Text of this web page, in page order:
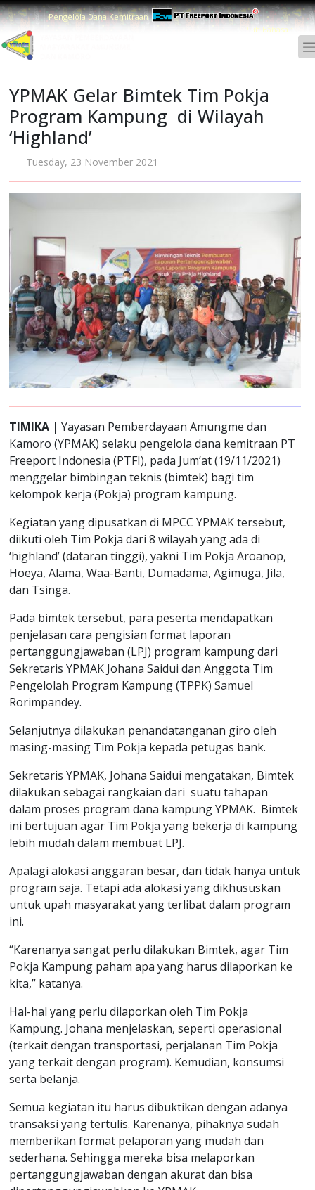
Pengelola Dana Kemitraan
Pilih Bahasa :
YPMAK Gelar Bimtek Tim Pokja
Program Kampung di Wilayah
‘Highland’
Tuesday, 23 November 2021
TIMIKA | Yayasan Pemberdayaan Amungme dan
Kamoro (YPMAK) selaku pengelola dana kemitraan PT
Freeport Indonesia (PTFI), pada Jum’at (19/11/2021)
menggelar bimbingan teknis (bimtek) bagi tim
kelompok kerja (Pokja) program kampung.
Kegiatan yang dipusatkan di MPCC YPMAK tersebut,
diikuti oleh Tim Pokja dari 8 wilayah yang ada di
‘highland’ (dataran tinggi), yakni Tim Pokja Aroanop,
Hoeya, Alama, Waa-Banti, Dumadama, Agimuga, Jila,
dan Tsinga.
Pada bimtek tersebut, para peserta mendapatkan
penjelasan cara pengisian format laporan
pertanggungjawaban (LPJ) program kampung dari
Sekretaris YPMAK Johana Saidui dan Anggota Tim
Pengelolah Program Kampung (TPPK) Samuel
Rorimpandey.
Selanjutnya dilakukan penandatanganan giro oleh
masing-masing Tim Pokja kepada petugas bank.
Sekretaris YPMAK, Johana Saidui mengatakan, Bimtek
dilakukan sebagai rangkaian dari suatu tahapan
dalam proses program dana kampung YPMAK. Bimtek
ini bertujuan agar Tim Pokja yang bekerja di kampung
lebih mudah dalam membuat LPJ.
Apalagi alokasi anggaran besar, dan tidak hanya untuk
program saja. Tetapi ada alokasi yang dikhususkan
untuk upah masyarakat yang terlibat dalam program
ini.
“Karenanya sangat perlu dilakukan Bimtek, agar Tim
Pokja Kampung paham apa yang harus dilaporkan ke
kita,” katanya.
Hal-hal yang perlu dilaporkan oleh Tim Pokja
Kampung. Johana menjelaskan, seperti operasional
(terkait dengan transportasi, perjalanan Tim Pokja
yang terkait dengan program). Kemudian, konsumsi
serta belanja.
Semua kegiatan itu harus dibuktikan dengan adanya
transaksi yang tertulis. Karenanya, pihaknya sudah
memberikan format pelaporan yang mudah dan
sederhana. Sehingga mereka bisa melaporkan
pertanggungjawaban dengan akurat dan bisa